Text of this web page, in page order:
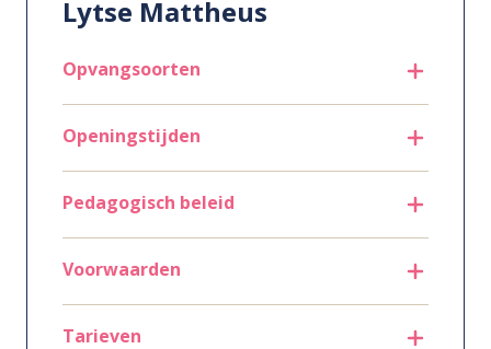
Lytse Mattheus
Opvangsoorten
Openingstijden
Pedagogisch beleid
Voorwaarden
Tarieven